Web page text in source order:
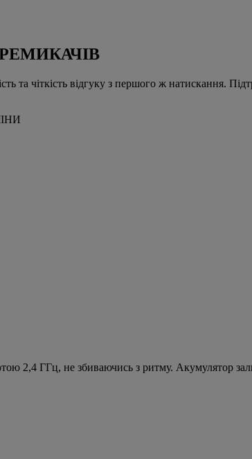
та чіткість відгуку з першого ж натискання.
2,4 ГГц, не збиваючись з ритму. Акумулятор